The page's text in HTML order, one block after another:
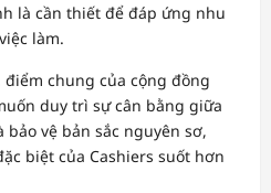
là cần thiết để đáp ứng nhu
làm.
chung của cộng đồng
duy trì sự cân bằng giữa
vệ bản sắc nguyên sơ,
biệt của Cashiers suốt hơn